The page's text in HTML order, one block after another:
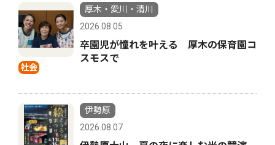
社会
厚木・愛川・清川
2026.08.05
卒園児が憧れを叶える 厚木の保育園コ
スモスで
伊勢原
2026.08.07